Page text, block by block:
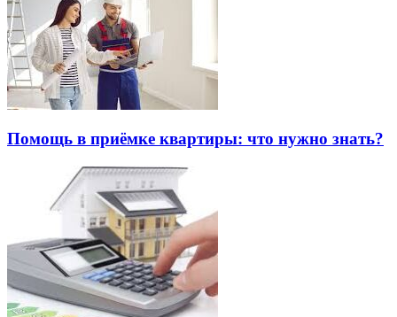
Помощь в приёмке квартиры: что нужно знать?